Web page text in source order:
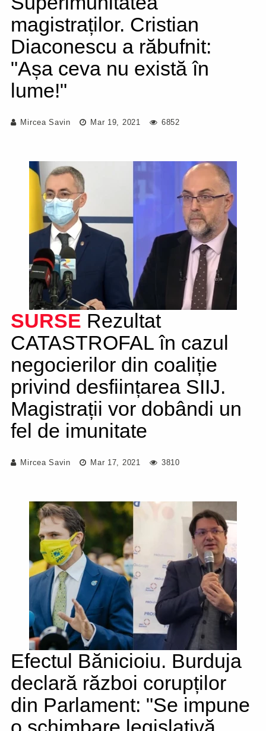
magistraților. Cristian
Diaconescu a răbufnit:
"Așa ceva nu există în
lume!"
Mircea Savin Mar 19, 2021 6852
SURSE Rezultat
CATASTROFAL în cazul
negocierilor din coaliție
privind desființarea SIIJ.
Magistrații vor dobândi un
fel de imunitate
Mircea Savin Mar 17, 2021 3810
Efectul Bănicioiu. Burduja
declară război corupților
din Parlament: "Se impune